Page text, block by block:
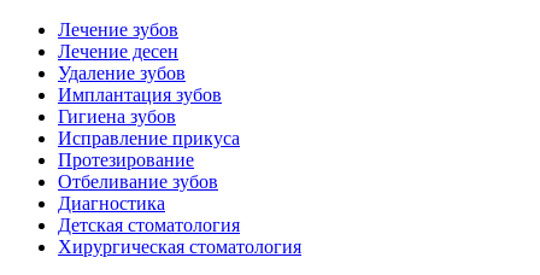
Лечение зубов
Лечение десен
Удаление зубов
Имплантация зубов
Гигиена зубов
Исправление прикуса
Протезирование
Отбеливание зубов
Диагностика
Детская стоматология
Хирургическая стоматология